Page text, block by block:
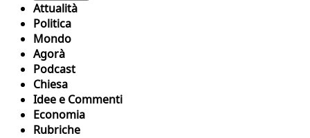
Attualità
Politica
Mondo
Agorà
Podcast
Chiesa
Idee e Commenti
Economia
Rubriche